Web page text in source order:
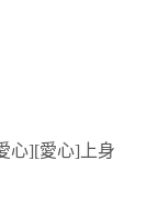
心][愛心]上身